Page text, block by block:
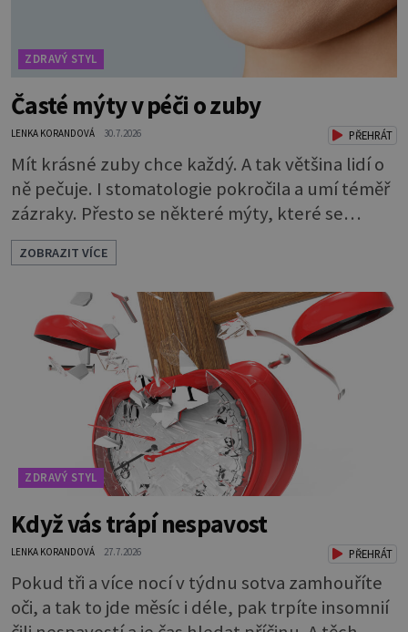
ZDRAVÝ STYL
Časté mýty v péči o zuby
LENKA KORANDOVÁ 30.7.2026 PŘEHRÁT
Mít krásné zuby chce každý. A tak většina lidí o
ně pečuje. I stomatologie pokročila a umí téměř
zázraky. Přesto se některé mýty, které se
tradují, nedaří vyvrátit. Které? Večer místo
čištění snězte jablko Jedna z nejoblíbenějších
pověr už z časů našich babiček, kterou se
rozhodně nevyplatí praktikovat. Jablko
opravdu zuby nevyčistí. Obsahuje sacharidy,
které bakterie v ústech pře
ZOBRAZIT VÍCE
ZDRAVÝ STYL
Když vás trápí nespavost
LENKA KORANDOVÁ 27.7.2026 PŘEHRÁT
Pokud tři a více nocí v týdnu sotva zamhouříte
oči, a tak to jde měsíc i déle, pak trpíte insomnií